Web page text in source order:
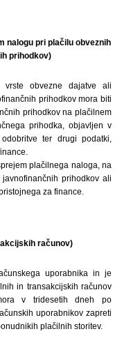
nalogu pri plačilu obveznih
prihodkov)
vrste obvezne dajatve ali
prihodkov mora biti
prihodkov na plačilnem
prihodka, objavljen v
ter drugi podatki,
plačilnega naloga, na
prihodkov ali
za finance.
računov)
uporabnika in je
in transakcijskih računov
v tridesetih dneh po
uporabnikov zapreti
plačilnih storitev.